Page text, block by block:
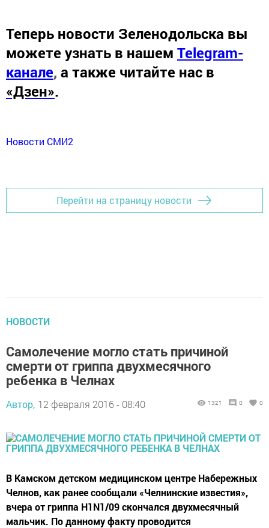
Теперь новости Зеленодольска вы
можете узнать в нашем Telegram-
канале, а также читайте нас в
«Дзен».
Новости СМИ2
Перейти на страницу новости
НОВОСТИ
Самолечение могло стать причиной
смерти от гриппа двухмесячного
ребенка в Челнах
Автор, 12 февраля 2016 - 08:40 1321 0 0
В Камском детском медицинском центре Набережных
Челнов, как ранее сообщали «Челнинские известия»,
вчера от гриппа H1N1/09 скончался двухмесячный
мальчик. По данному факту проводится